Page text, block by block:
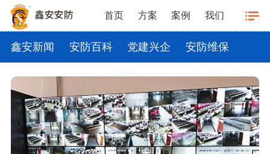
首页 方案 案例 我们
鑫安新闻 安防百科 党建兴企 安防维保